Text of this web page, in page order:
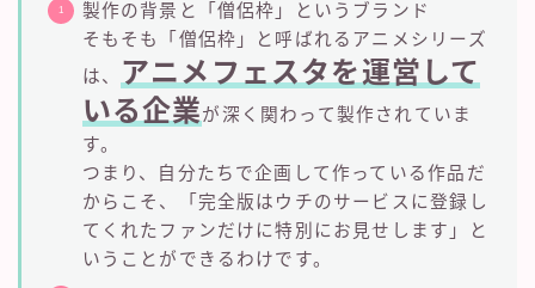
製作の背景と「僧侶枠」というブランド
そもそも「僧侶枠」と呼ばれるアニメシリーズ
は、
アニメフェスタを運営して
いる企業が深く関わって製作されていま
す。
つまり、自分たちで企画して作っている作品だ
からこそ、「完全版はウチのサービスに登録し
てくれたファンだけに特別にお見せします」と
いうことができるわけです。